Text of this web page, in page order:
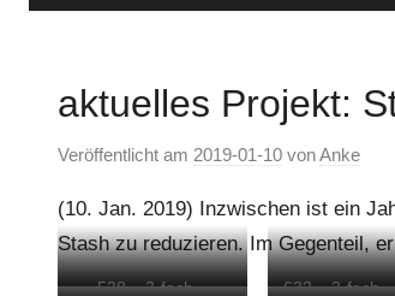
aktuelles Projekt:
Veröffentlicht am 2019-01-10 vonAnke
(10. Jan. 2019) Inzwischen ist ein
Stash zu reduzieren. Im Gegenteil,
538 – 3-fach –
632 – 3-fach